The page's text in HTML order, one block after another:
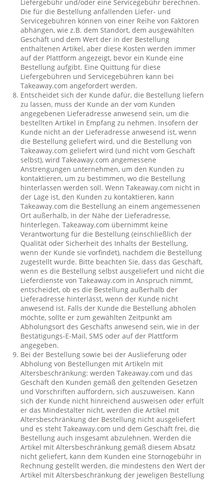
Liefergebühr und/oder eine Servicegebühr berechnen.
Die für die Bestellung anfallenden Liefer- und
Servicegebühren können von einer Reihe von Faktoren
abhängen, wie z.B. dem Standort, dem ausgewählten
Geschäft und dem Wert der in der Bestellung
enthaltenen Artikel, aber diese Kosten werden immer
auf der Plattform angezeigt, bevor ein Kunde eine
Bestellung aufgibt. Eine Quittung für diese
Liefergebühren und Servicegebühren kann bei
Takeaway.com angefordert werden.
Entscheidet sich der Kunde dafür, die Bestellung liefern
zu lassen, muss der Kunde an der vom Kunden
angegebenen Lieferadresse anwesend sein, um die
bestellten Artikel in Empfang zu nehmen. Insofern der
Kunde nicht an der Lieferadresse anwesend ist, wenn
die Bestellung geliefert wird, und die Bestellung von
Takeaway.com geliefert wird (und nicht vom Geschäft
selbst), wird Takeaway.com angemessene
Anstrengungen unternehmen, um den Kunden zu
kontaktieren, um zu bestimmen, wo die Bestellung
hinterlassen werden soll. Wenn Takeaway.com nicht in
der Lage ist, den Kunden zu kontaktieren, kann
Takeaway.com die Bestellung an einem angemessenen
Ort außerhalb, in der Nähe der Lieferadresse,
hinterlegen. Takeaway.com übernimmt keine
Verantwortung für die Bestellung (einschließlich der
Qualität oder Sicherheit des Inhalts der Bestellung,
wenn der Kunde sie vorfindet), nachdem die Bestellung
zugestellt wurde. Bitte beachten Sie, dass das Geschäft,
wenn es die Bestellung selbst ausgeliefert und nicht die
Lieferdienste von Takeaway.com in Anspruch nimmt,
entscheidet, ob es die Bestellung außerhalb der
Lieferadresse hinterlässt, wenn der Kunde nicht
anwesend ist. Falls der Kunde die Bestellung abholen
möchte, sollte er zum gewählten Zeitpunkt am
Abholungsort des Geschäfts anwesend sein, wie in der
Bestätigungs-E-Mail, SMS oder auf der Plattform
angegeben.
Bei der Bestellung sowie bei der Auslieferung oder
Abholung von Bestellungen mit Artikeln mit
Altersbeschränkung: werden Takeaway.com und das
Geschäft den Kunden gemäß den geltenden Gesetzen
und Vorschriften auffordern, sich auszuweisen. Kann
sich der Kunde nicht hinreichend ausweisen oder erfült
er das Mindestalter nicht, werden die Artikel mit
Altersbeschränkung der Bestellung nicht ausgeliefert
und es steht Takeaway.com und dem Geschäft frei, die
Bestellung auch insgesamt abzulehnen. Werden die
Artikel mit Altersbeschränkung gemäß diesem Absatz
nicht geliefert, kann dem Kunden eine Stornogebühr in
Rechnung gestellt werden, die mindestens den Wert der
Artikel mit Altersbeschränkung der jeweligen Bestellung